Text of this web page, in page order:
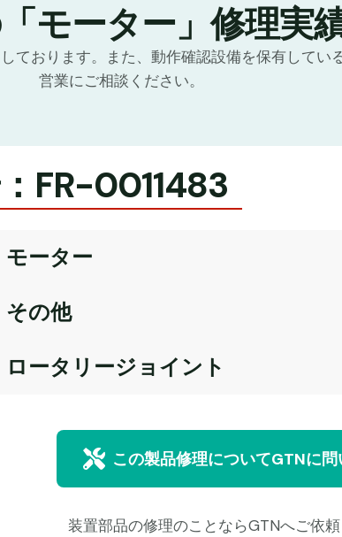
モーター」修理実
ております。また、動作確認設備を保有して
営業にご相談ください。
FR-0011483
モーター
その他
ロータリージョイント
この製品修理についてGTNに
装置部品の修理のことならGTNへご依頼